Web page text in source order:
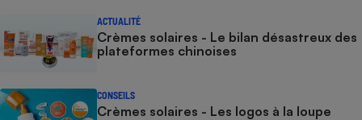
ACTUALITÉ
Crèmes solaires - Le bilan désastreux des
plateformes chinoises
CONSEILS
Crèmes solaires - Les logos à la loupe